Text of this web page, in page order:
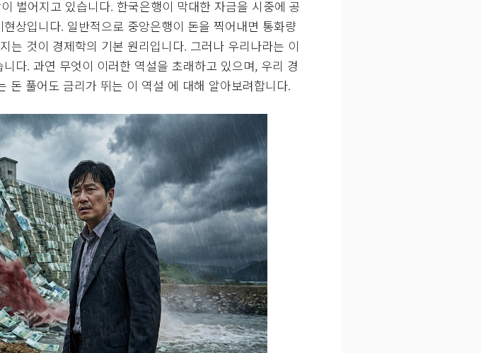
벌어지고 있습니다. 한국은행이 막대한 자금을 시중에 공
상입니다. 일반적으로 중앙은행이 돈을 찍어내면 통화량
는 것이 경제학의 기본 원리입니다. 그러나 우리나라는 이
다. 과연 무엇이 이러한 역설을 초래하고 있으며, 우리 경
돈 풀어도 금리가 뛰는 이 역설 에 대해 알아보려합니다.